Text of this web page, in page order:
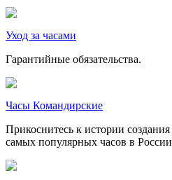
Уход за часами
Гарантийные обязательства.
Часы Командирские
Прикоснитесь к истории создания
самых популярных часов в России